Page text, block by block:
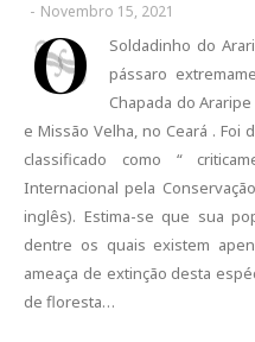
- Novembro 15, 2021
O
Soldadinho do
pássaro
Chapada do
e Missão Velha, no Ceará . Foi
classificado como “
Internacional pela
inglês). Estima-se que sua
dentre os quais existem
ameaça de extinção desta
de floresta…